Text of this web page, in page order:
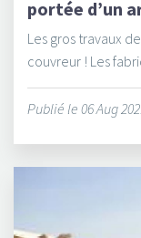
portée d’un
Les gros travaux
couvreur ! Les
Publié le 06 Aug